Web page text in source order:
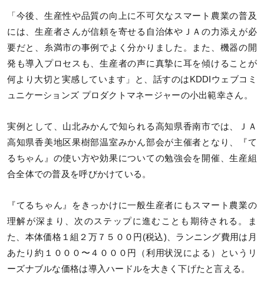
「今後、生産性や品質の向上に不可欠なスマート農業の普及
には、生産者さんが信頼を寄せる自治体やＪＡの力添えが必
要だと、糸満市の事例でよく分かりました。また、機器の開
発も導入プロセスも、生産者の声に真摯に耳を傾けることが
何より大切と実感しています」と、話すのはKDDIウェブコミ
ュニケーションズ プロダクトマネージャーの小出範幸さん。
実例として、山北みかんで知られる高知県香南市では、ＪＡ
高知県香美地区果樹部温室みかん部会が主催者となり、『て
るちゃん』の使い方や効果についての勉強会を開催、生産組
合全体での普及を呼びかけている。
『てるちゃん』をきっかけに一般生産者にもスマート農業の
理解が深まり、次のステップに進むことも期待される。ま
た、本体価格１組２万７５００円(税込)、ランニング費用は月
あたり約１０００〜４０００円（利用状況による）というリ
ーズナブルな価格は導入ハードルを大きく下げたと言える。